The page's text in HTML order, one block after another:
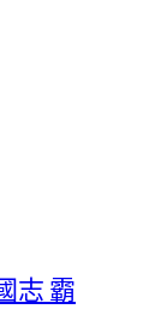
志 霸